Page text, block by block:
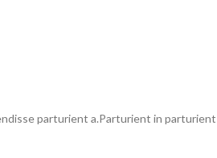
parturient a.Parturient in